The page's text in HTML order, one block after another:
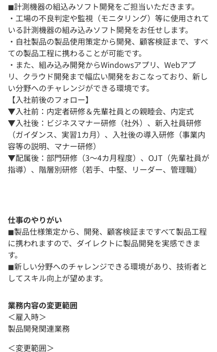
◼︎計測機器の組込みソフト開発をご担当いただきます。
・工場の不良判定や監視（モニタリング）等に使用されて
いる計測機器の組み込みソフト開発をお任せします。
・自社製品の製品使用策定から開発、顧客検証まで、すべ
ての製品工程に携わることが可能です。
・また、組み込み開発からWindowsアプリ、Webアプ
リ、クラウド開発まで幅広い開発をおこなっており、新し
い分野へのチャレンジができる環境です。
【入社前後のフォロー】
▼入社前：内定者研修＆先輩社員との親睦会、内定式
▼入社後：ビジネスマナー研修（社外）、新入社員研修
（ガイダンス、実習1カ月）、入社後の導入研修（事業内
容等の説明、マナー研修）
▼配属後：部門研修（3～4カ月程度）、OJT（先輩社員が
指導）、階層別研修（若手、中堅、リーダー、管理職）
仕事のやりがい
◼︎製品仕様策定から、開発、顧客検証まですべて製品工程
に携われますので、ダイレクトに製品開発を実感できま
す。
◼︎新しい分野へのチャレンジできる環境があり、技術者と
してスキル向上が望めます。
業務内容の変更範囲
＜雇入時＞
製品開発関連業務
＜変更範囲＞